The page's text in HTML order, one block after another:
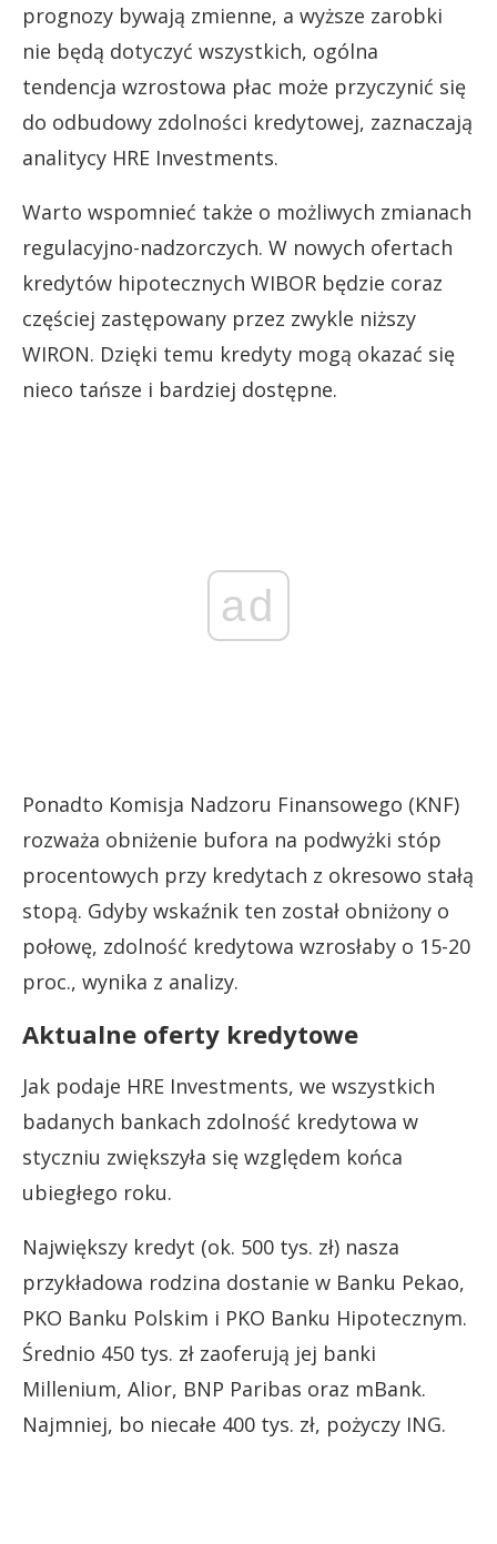
prognozy bywają zmienne, a wyższe zarobki
nie będą dotyczyć wszystkich, ogólna
tendencja wzrostowa płac może przyczynić się
do odbudowy zdolności kredytowej, zaznaczają
analitycy HRE Investments.
Warto wspomnieć także o możliwych zmianach
regulacyjno-nadzorczych. W nowych ofertach
kredytów hipotecznych WIBOR będzie coraz
częściej zastępowany przez zwykle niższy
WIRON. Dzięki temu kredyty mogą okazać się
nieco tańsze i bardziej dostępne.
ad
Ponadto Komisja Nadzoru Finansowego (KNF)
rozważa obniżenie bufora na podwyżki stóp
procentowych przy kredytach z okresowo stałą
stopą. Gdyby wskaźnik ten został obniżony o
połowę, zdolność kredytowa wzrosłaby o 15-20
proc., wynika z analizy.
Aktualne oferty kredytowe
Jak podaje HRE Investments, we wszystkich
badanych bankach zdolność kredytowa w
styczniu zwiększyła się względem końca
ubiegłego roku.
Największy kredyt (ok. 500 tys. zł) nasza
przykładowa rodzina dostanie w Banku Pekao,
PKO Banku Polskim i PKO Banku Hipotecznym.
Średnio 450 tys. zł zaoferują jej banki
Millenium, Alior, BNP Paribas oraz mBank.
Najmniej, bo niecałe 400 tys. zł, pożyczy ING.